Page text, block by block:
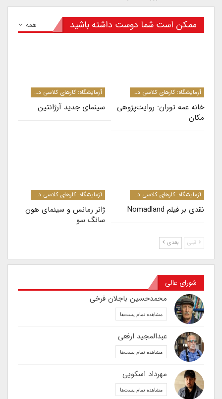
همه ممکن است شما دوست داشته باشید
آزمایشگاه: کارهای کلاسی دانشجویان کارشناسی ارشد و دکترا
خانه عمه توران: روایت­‌پژوهی
مکان
آزمایشگاه: کارهای کلاسی دانشجویان کارشناسی ارشد و دکترا
سینمای جدید آرژانتین
آزمایشگاه: کارهای کلاسی دانشجویان کارشناسی ارشد و دکترا
نقدی بر فیلم‌ Nomadland
آزمایشگاه: کارهای کلاسی دانشجویان کارشناسی ارشد و دکترا
ژانر رمانس و سینمای هون
سانگ سو
قبلی بعدی
شورای عالی
محمدحسین باجلان فرخی
مشاهده تمام پست‌ها
عبدالمجید ارفعی
مشاهده تمام پست‌ها
مهرداد اسکویی
مشاهده تمام پست‌ها